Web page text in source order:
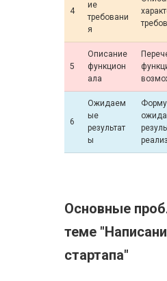
4
ие
требовани
я
5
Описание
функцион
ала
6
Ожидаем
ые
результат
ы
Основные
теме
стартапа"